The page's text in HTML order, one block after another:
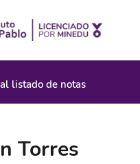
listado de notas
Torres